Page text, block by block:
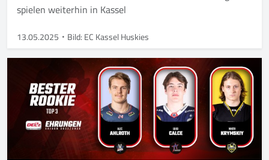
spielen weiterhin in Kassel
13.05.2025 Bild: EC Kassel Huskies